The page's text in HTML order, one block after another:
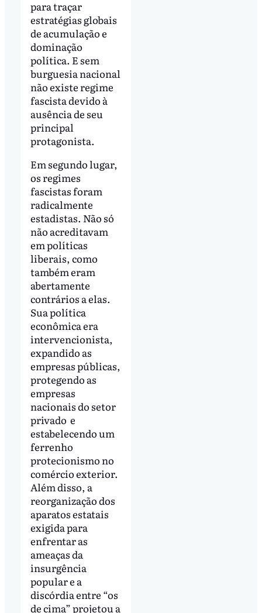
para traçar
estratégias globais
de acumulação e
dominação
política. E sem
burguesia nacional
não existe regime
fascista devido à
ausência de seu
principal
protagonista.
Em segundo lugar,
os regimes
fascistas foram
radicalmente
estadistas. Não só
não acreditavam
em políticas
liberais, como
também eram
abertamente
contrários a elas.
Sua política
econômica era
intervencionista,
expandido as
empresas públicas,
protegendo as
empresas
nacionais do setor
privado e
estabelecendo um
ferrenho
protecionismo no
comércio exterior.
Além disso, a
reorganização dos
aparatos estatais
exigida para
enfrentar as
ameaças da
insurgência
popular e a
discórdia entre “os
de cima” projetou a